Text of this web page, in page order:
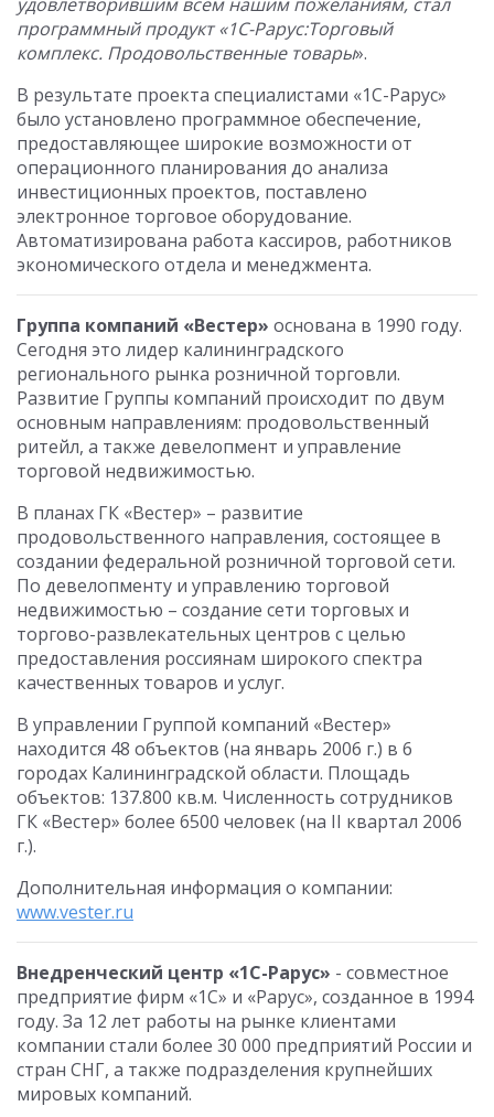
программный продукт «1С-Рарус:Торговый
комплекс. Продовольственные товары».
В результате проекта специалистами «1С-Рарус»
было установлено программное обеспечение,
предоставляющее широкие возможности от
операционного планирования до анализа
инвестиционных проектов, поставлено
электронное торговое оборудование.
Автоматизирована работа кассиров, работников
экономического отдела и менеджмента.
Группа компаний «Вестер» основана в 1990 году.
Сегодня это лидер калининградского
регионального рынка розничной торговли.
Развитие Группы компаний происходит по двум
основным направлениям: продовольственный
ритейл, а также девелопмент и управление
торговой недвижимостью.
В планах ГК «Вестер» – развитие
продовольственного направления, состоящее в
создании федеральной розничной торговой сети.
По девелопменту и управлению торговой
недвижимостью – создание сети торговых и
торгово-развлекательных центров с целью
предоставления россиянам широкого спектра
качественных товаров и услуг.
В управлении Группой компаний «Вестер»
находится 48 объектов (на январь 2006 г.) в 6
городах Калининградской области. Площадь
объектов: 137.800 кв.м. Численность сотрудников
ГК «Вестер» более 6500 человек (на II квартал 2006
г.).
Дополнительная информация о компании:
www.vester.ru
Внедренческий центр «1С-Рарус» - совместное
предприятие фирм «1С» и «Рарус», созданное в 1994
году. За 12 лет работы на рынке клиентами
компании стали более 30 000 предприятий России и
стран СНГ, а также подразделения крупнейших
мировых компаний.